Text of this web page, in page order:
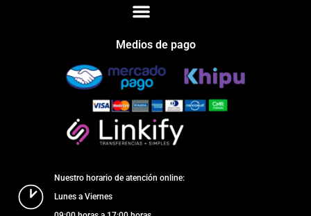
Medios de pago
Nuestro horario de atención online:
Lunes a Viernes